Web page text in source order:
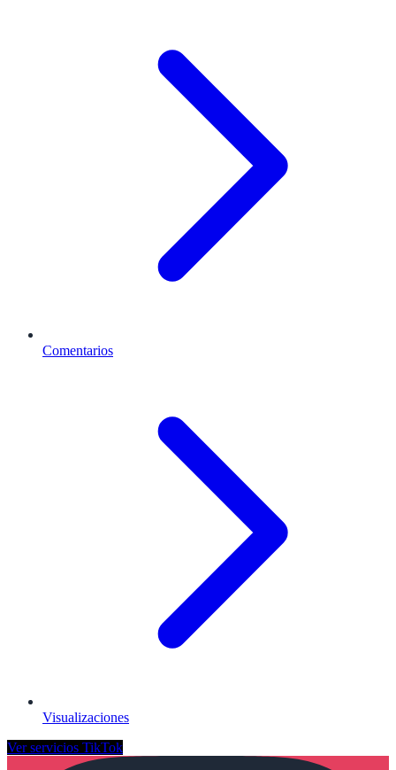
Comentarios
Visualizaciones
Ver servicios TikTok